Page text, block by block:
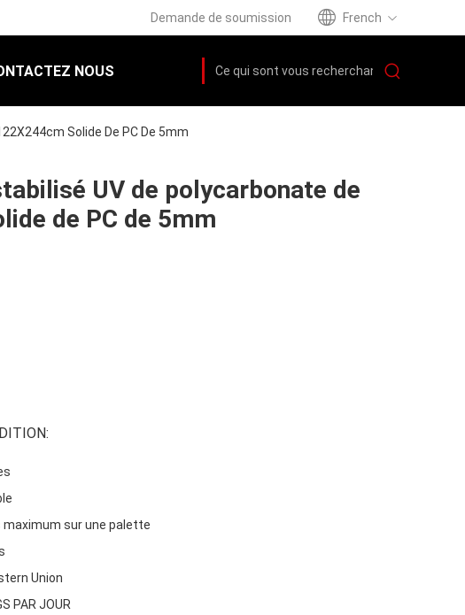
Demande de soumission French
NOUS
Solide De PC De 5mm
UV de polycarbonate de
de PC de 5mm
maximum sur une palette
Union
PAR JOUR